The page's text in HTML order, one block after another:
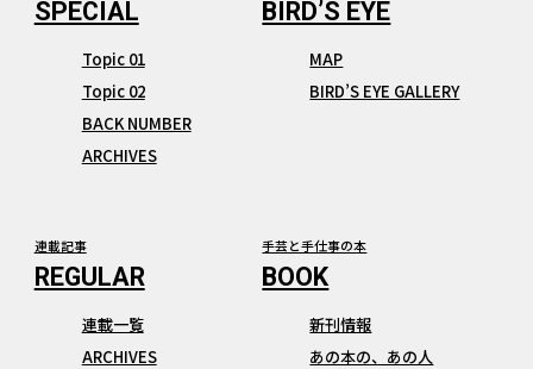
Topic 01
Topic 02
BACK NUMBER
ARCHIVES
MAP
BIRD’S EYE GALLERY
連載記事
連載一覧
ARCHIVES
手芸と手仕事の本
新刊情報
あの本の、あの人